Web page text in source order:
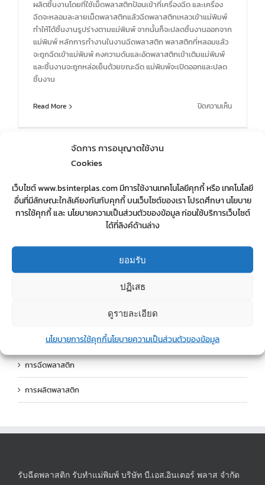
จัดการ การอนุญาตใช้งาน
Cookies
เว็บไซต์ www.bsinterplas.com มีการใช้งานเทคโนโลยีคุกกี้ หรือ เทคโนโลยี
อื่นที่มีลักษณะใกล้เคียงกันกับคุกกี้ บนเว็บไซต์ของเรา โปรดศึกษา นโยบาย
การใช้คุกกี้ และ นโยบายความเป็นส่วนตัวของข้อมูล ก่อนใช้บริการเว็บไซต์
ได้ที่ลิงค์ด้านล่าง
ยอมรับ
ปฏิเสธ
ดูรายละเอียด
นโยบายการใช้คุกกี้นโยบายความเป็นส่วนตัวของข้อมูล
ผลิตชิ้นงานโดยที่ใช้เม็ดพลาสติกป้อนเข้าที่เครื่องฉีด และเครื่อง
ฉีดจะหลอมละลายเม็ดพลาสติกแล้วฉีดพลาสติกเหลวเข้าแม่พิมพ์
ทำให้ได้ชิ้นงานรูปร่างตามแม่พิมพ์ จากนั้นก็จะปลดชิ้นงานออกจาก
แม่พิมพ์ หลักการทำงานในงานฉีดพลาสติก พลาสติกที่หลอมแล้ว
จะถูกฉีดเข้าแม่พิมพ์ คงความดันและอัดพลาสติกเข้าเติมแม่พิมพ์
และชิ้นงานจะถูกหล่อเย็นด้วยขณะฉีด แม่พิมพ์จะเปิดออกและปลด
ชิ้นงาน
Read More ปิดความเห็นบน
ฉีด
Recent Posts
องค์ประกอบในการฉีดพลาสติก
แม่พิมพ์พลาสติก
การฉีดพลาสติก
การผลิตพลาสติก
รับฉีดพลาสติก รับทำแม่พิมพ์ บริษัท บี.เอส.อินเตอร์ พลาส จำกัด